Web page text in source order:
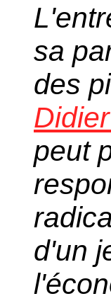
sa
des
peut
d'un